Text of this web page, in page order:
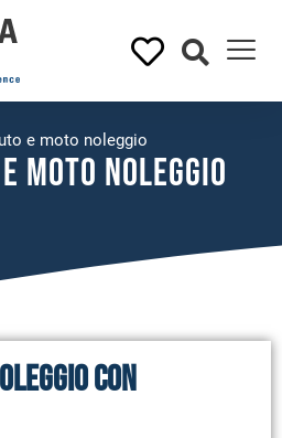
e moto noleggio
moto noleggio
con